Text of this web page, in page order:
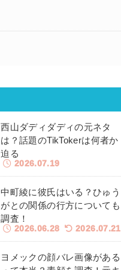
西山ダディダディの元ネタ
は？話題のTikTokerは何者か
迫る
2026.07.19
中町綾に彼氏はいる？ひゅう
がとの関係の行方についても
調査！
2026.06.28 2026.07.21
ヨメックの顔バレ画像がある